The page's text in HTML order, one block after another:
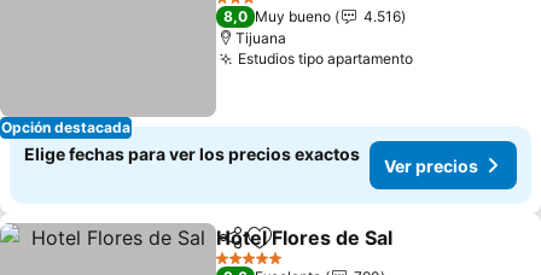
Opción destacada
Ver precios
3 Estrellas
8,0 Muy bueno
4.516
Tijuana
Estudios tipo apartamentoVer precios
Elige fechas para ver los precios exactos
Ver precios
CompartirAgregar a favoritos
Hotel Flores de Sal
5 Estrellas